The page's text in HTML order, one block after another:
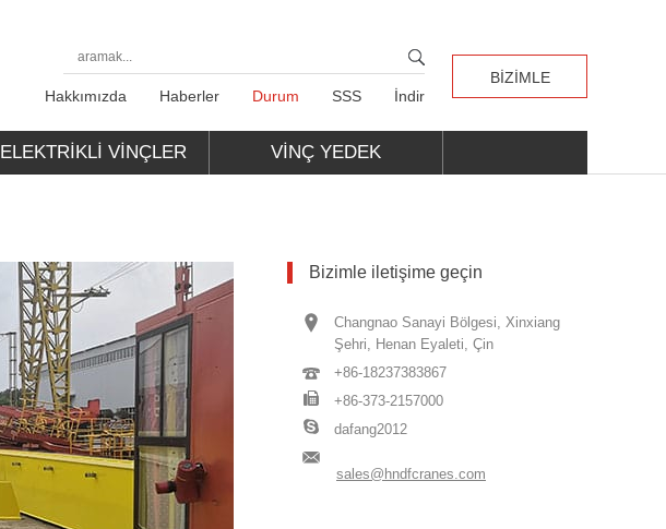
BIZIMLE
Hakkımızda Haberler Durum SSS İndir
ELEKTRIKLI VINÇLER VINÇ YEDEK
Bizimle iletişime geçin
Changnao Sanayi Bölgesi, Xinxiang
Şehri, Henan Eyaleti, Çin
+86-18237383867
+86-373-2157000
dafang2012
sales@hndfcranes.com